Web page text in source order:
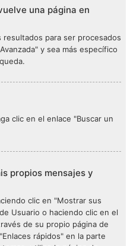
una página en
resultados para ser procesados
y sea más específico
clic en el enlace "Buscar un
propios mensajes y
clic en "Mostrar sus
Usuario o haciendo clic en el
de su propio página de
rápidos" en la parte